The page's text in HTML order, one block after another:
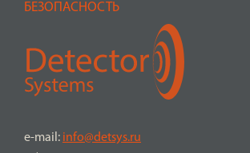
БЕЗОПАСНОСТЬ
e-mail: info@detsys.ru